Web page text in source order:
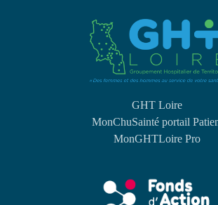
GHT Loire
MonChuSainté portail
MonGHTLoire Pro